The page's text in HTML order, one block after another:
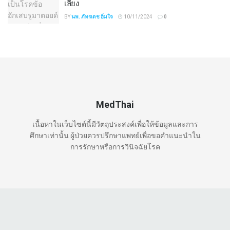
เลี่ยง
BYนพ. ภัทรเดช อิ่มใจ 10/11/2024 0
MedThai
เนื้อหาในเว็บไซต์นี้มีวัตถุประสงค์เพื่อให้ข้อมูลและการ
ศึกษาเท่านั้น ผู้ป่วยควรปรึกษาแพทย์เพื่อขอคำแนะนำใน
การรักษาหรือการวินิจฉัยโรค